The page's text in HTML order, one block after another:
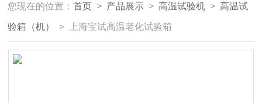
您现在的位置：首页 > 产品展示 >高温试验机 >高温试
验箱（机） > 上海宝试高温老化试验箱